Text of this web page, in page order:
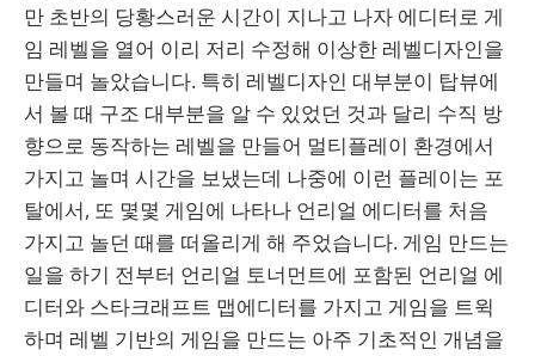
만 초반의 당황스러운 시간이 지나고 나자 에디터로 게
임 레벨을 열어 이리 저리 수정해 이상한 레벨디자인을
만들며 놀았습니다. 특히 레벨디자인 대부분이 탑뷰에
서 볼 때 구조 대부분을 알 수 있었던 것과 달리 수직 방
향으로 동작하는 레벨을 만들어 멀티플레이 환경에서
가지고 놀며 시간을 보냈는데 나중에 이런 플레이는 포
탈에서, 또 몇몇 게임에 나타나 언리얼 에디터를 처음
가지고 놀던 때를 떠올리게 해 주었습니다. 게임 만드는
일을 하기 전부터 언리얼 토너먼트에 포함된 언리얼 에
디터와 스타크래프트 맵에디터를 가지고 게임을 트윅
하며 레벨 기반의 게임을 만드는 아주 기초적인 개념을